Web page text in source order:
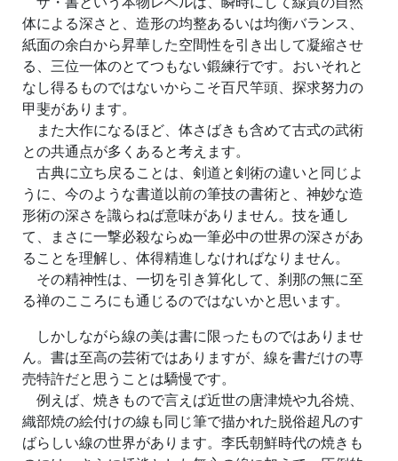
体による深さと、造形の均整あるいは均衡バランス、
紙面の余白から昇華した空間性を引き出して凝縮させ
る、三位一体のとてつもない鍛練行です。おいそれと
なし得るものではないからこそ百尺竿頭、探求努力の
甲斐があります。
また大作になるほど、体さばきも含めて古式の武術
との共通点が多くあると考えます。
古典に立ち戻ることは、剣道と剣術の違いと同じよ
うに、今のような書道以前の筆技の書術と、神妙な造
形術の深さを識らねば意味がありません。技を通し
て、まさに一撃必殺ならぬ一筆必中の世界の深さがあ
ることを理解し、体得精進しなければなりません。
その精神性は、一切を引き算化して、刹那の無に至
る禅のこころにも通じるのではないかと思います。
しかしながら線の美は書に限ったものではありませ
ん。書は至高の芸術ではありますが、線を書だけの専
売特許だと思うことは驕慢です。
例えば、焼きもので言えば近世の唐津焼や九谷焼、
織部焼の絵付けの線も同じ筆で描かれた脱俗超凡のす
ばらしい線の世界があります。李氏朝鮮時代の焼きも